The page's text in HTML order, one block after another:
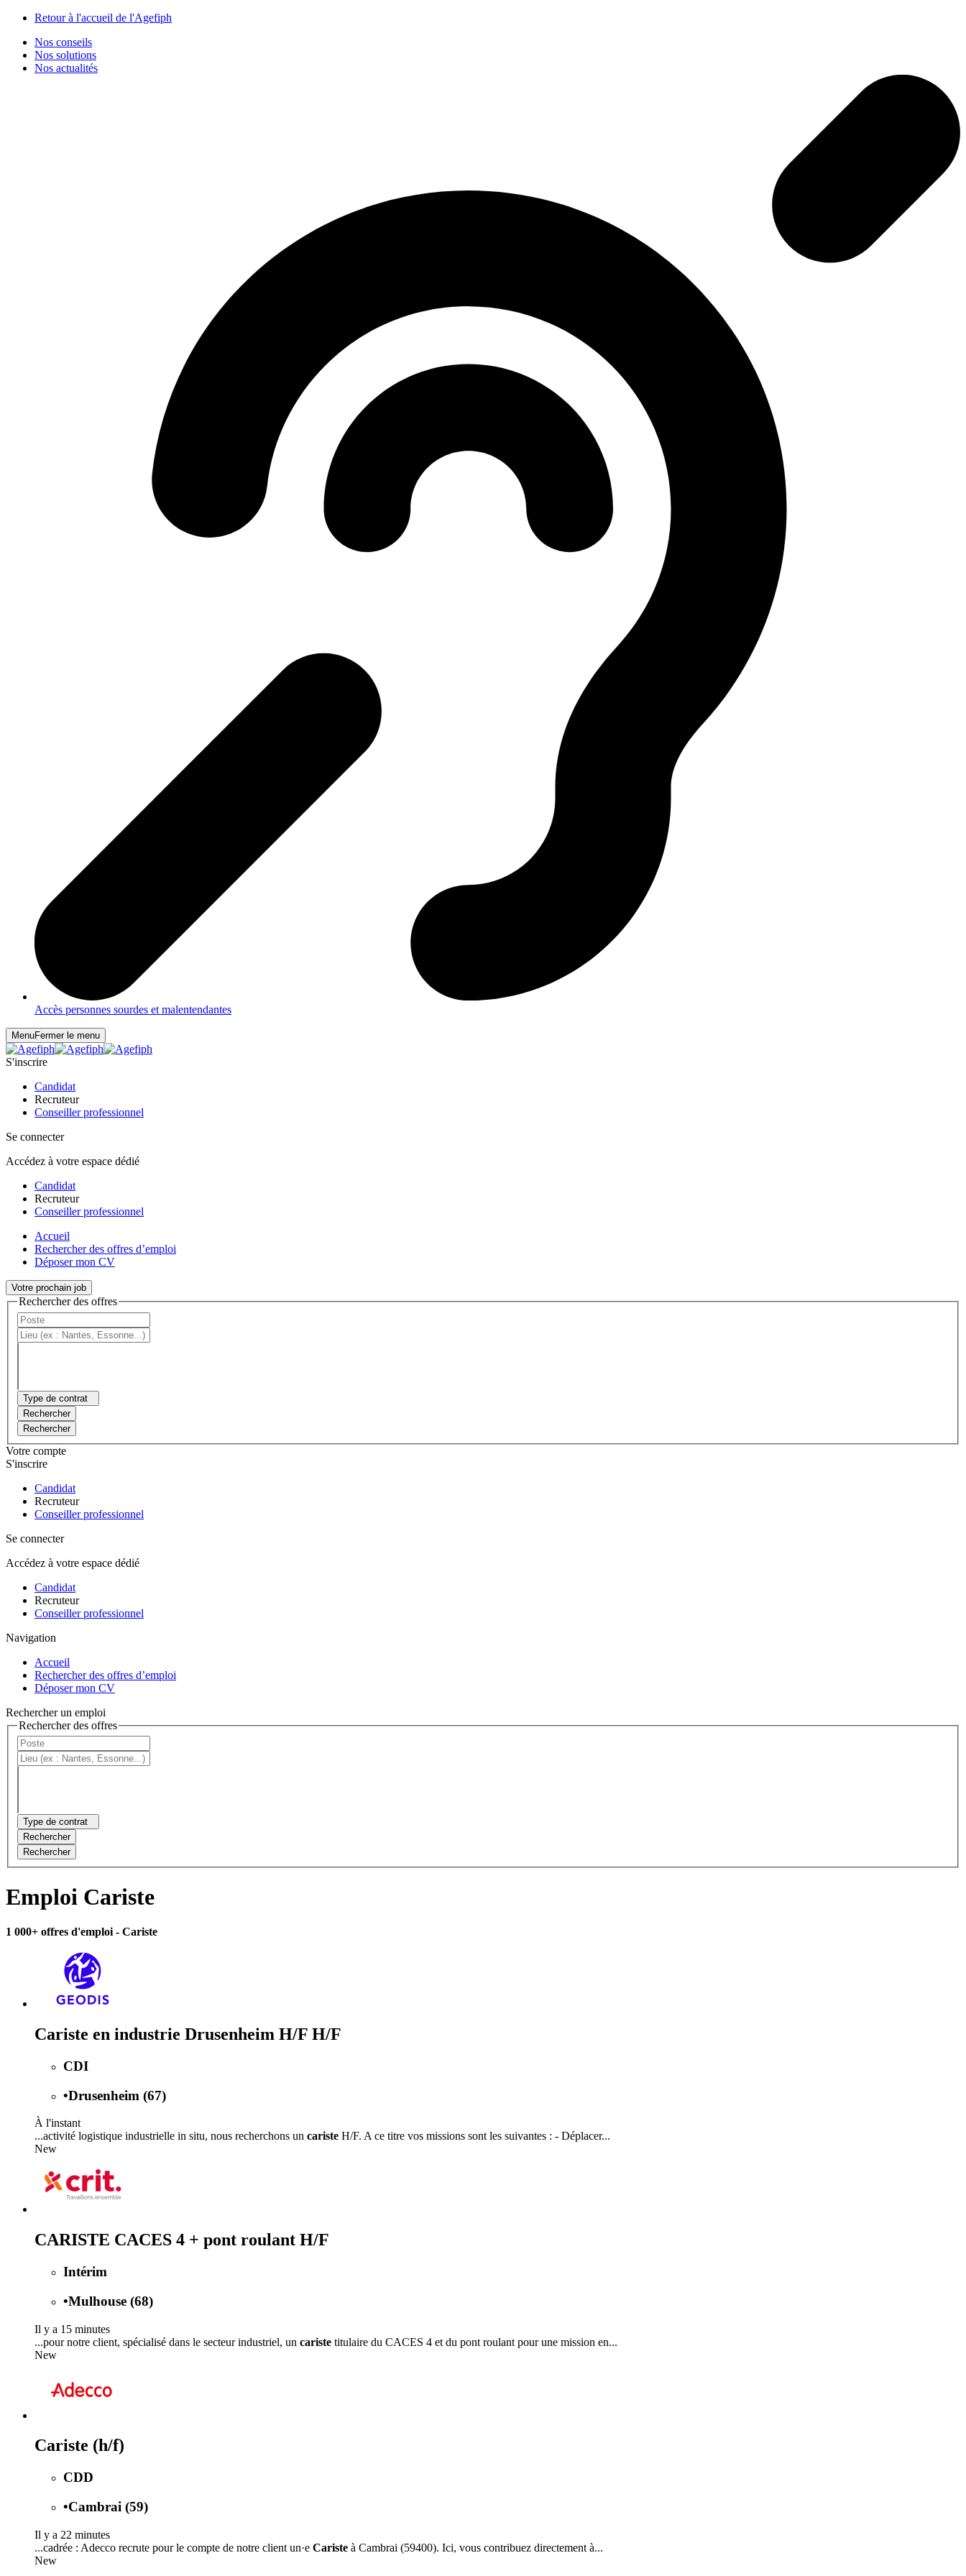
Retour à l'accueil de l'Agefiph
Nos conseils
Nos solutions
Nos actualités
Accès personnes sourdes et malentendantes
MenuFermer le menu
S'inscrire
Candidat
Recruteur
Conseiller professionnel
Se connecter
Accédez à votre espace dédié
Candidat
Recruteur
Conseiller professionnel
Accueil
Rechercher des offres d’emploi
Déposer mon CV
Votre prochain job
Rechercher des offres
Type de contrat
Rechercher
Rechercher
Votre compte
S'inscrire
Candidat
Recruteur
Conseiller professionnel
Se connecter
Accédez à votre espace dédié
Candidat
Recruteur
Conseiller professionnel
Navigation
Accueil
Rechercher des offres d’emploi
Déposer mon CV
Rechercher un emploi
Rechercher des offres
Type de contrat
Rechercher
Rechercher
Emploi Cariste
1 000+ offres d'emploi - Cariste
Cariste en industrie Drusenheim H/F H/F
CDI
•Drusenheim (67)
À l'instant
...activité logistique industrielle in situ, nous recherchons un cariste H/F. A ce titre vos missions sont les suivantes : - Déplacer...
New
CARISTE CACES 4 + pont roulant H/F
Intérim
•Mulhouse (68)
Il y a 15 minutes
...pour notre client, spécialisé dans le secteur industriel, un cariste titulaire du CACES 4 et du pont roulant pour une mission en...
New
Cariste (h/f)
CDD
•Cambrai (59)
Il y a 22 minutes
...cadrée : Adecco recrute pour le compte de notre client un·e Cariste à Cambrai (59400). Ici, vous contribuez directement à...
New